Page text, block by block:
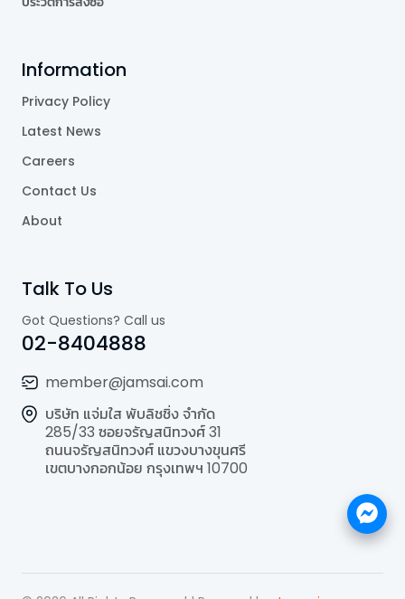
Information
Privacy Policy
Latest News
Careers
Contact Us
About
Talk To Us
Got Questions? Call us
02-8404888
member@jamsai.com
บริษัท แจ่มใส พับลิชชิ่ง จำกัด
285/33 ซอยจรัญสนิทวงศ์ 31
ถนนจรัญสนิทวงศ์ แขวงบางขุนศรี
เขตบางกอกน้อย กรุงเทพฯ 10700